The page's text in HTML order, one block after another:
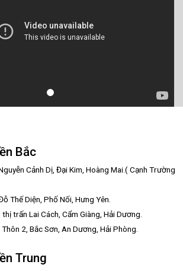
Bắc
Cảnh Dị, Đại Kim, Hoàng Mai.( Cạnh Trường
Thế Diện, Phố Nối, Hưng Yên.
thị trấn Lai Cách, Cẩm Giàng, Hải Dương.
2, Bắc Sơn, An Dương, Hải Phòng.
Trung